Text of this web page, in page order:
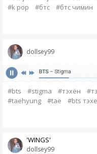
#k pop
#бтс #бтс чимин
dollsey99
#bts #stigma #тэхён
#taehyung
#tae #bts
dollsey99
'WINGS'